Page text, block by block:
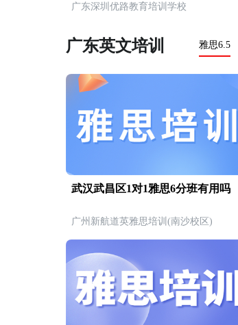
广东深圳优路教育培训学校
广东英文培训 雅思6.5
武汉武昌区1对1雅思6分班有用吗
广州新航道英雅思培训(南沙校区)